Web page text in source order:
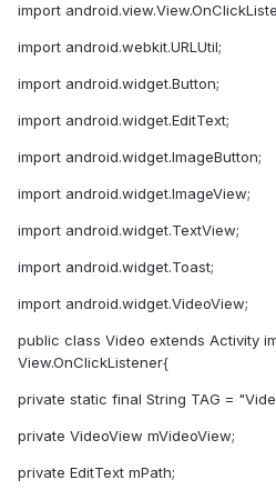
import
import android.webkit.URLUtil;
import android.widget.Button;
import android.widget.EditText;
import android.widget.ImageButton;
import android.widget.ImageView;
import android.widget.TextView;
import android.widget.Toast;
import android.widget.VideoView;
public class Video extends Activity
View.OnClickListener{
private static final String TAG =
private VideoView mVideoView;
private EditText mPath;